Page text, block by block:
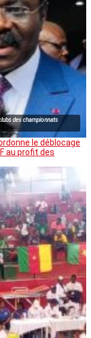
des championnats
le déblocage
au profit des